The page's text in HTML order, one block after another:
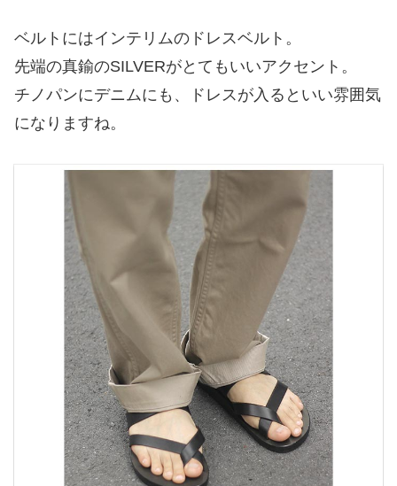
ベルトにはインテリムのドレスベルト。
先端の真鍮のSILVERがとてもいいアクセント。
チノパンにデニムにも、ドレスが入るといい雰囲気
になりますね。